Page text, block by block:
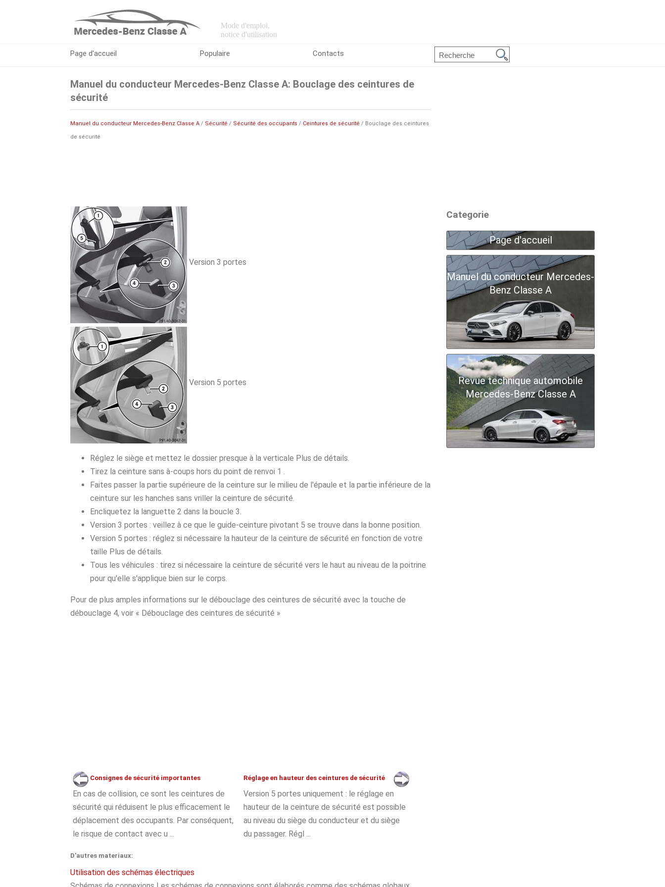
Mode d'emploi,
notice d'utilisation
Page d'accueil Populaire Contacts
Manuel du conducteur Mercedes-Benz Classe A: Bouclage des ceintures de
sécurité
Manuel du conducteur Mercedes-Benz Classe A / Sécurité / Sécurité des occupants / Ceintures de sécurité / Bouclage des ceintures
de sécurité
Version 3 portes
Version 5 portes
Réglez le siège et mettez le dossier presque à la verticale Plus de détails.
Tirez la ceinture sans à-coups hors du point de renvoi 1 .
Faites passer la partie supérieure de la ceinture sur le milieu de l'épaule et la partie inférieure de la
ceinture sur les hanches sans vriller la ceinture de sécurité.
Encliquetez la languette 2 dans la boucle 3.
Version 3 portes : veillez à ce que le guide-ceinture pivotant 5 se trouve dans la bonne position.
Version 5 portes : réglez si nécessaire la hauteur de la ceinture de sécurité en fonction de votre
taille Plus de détails.
Tous les véhicules : tirez si nécessaire la ceinture de sécurité vers le haut au niveau de la poitrine
pour qu'elle s'applique bien sur le corps.
Pour de plus amples informations sur le débouclage des ceintures de sécurité avec la touche de
débouclage 4, voir « Débouclage des ceintures de sécurité »
Consignes de sécurité importantes
En cas de collision, ce sont les ceintures de
sécurité qui réduisent le plus efficacement le
déplacement des occupants. Par conséquent,
le risque de contact avec u ...
Réglage en hauteur des ceintures de sécurité
Version 5 portes uniquement : le réglage en
hauteur de la ceinture de sécurité est possible
au niveau du siège du conducteur et du siège
du passager. Régl ...
D'autres materiaux:
Utilisation des schémas électriques
Categorie
Page d'accueil
Manuel du conducteur Mercedes-
Benz Classe A
Revue technique automobile
Mercedes-Benz Classe A